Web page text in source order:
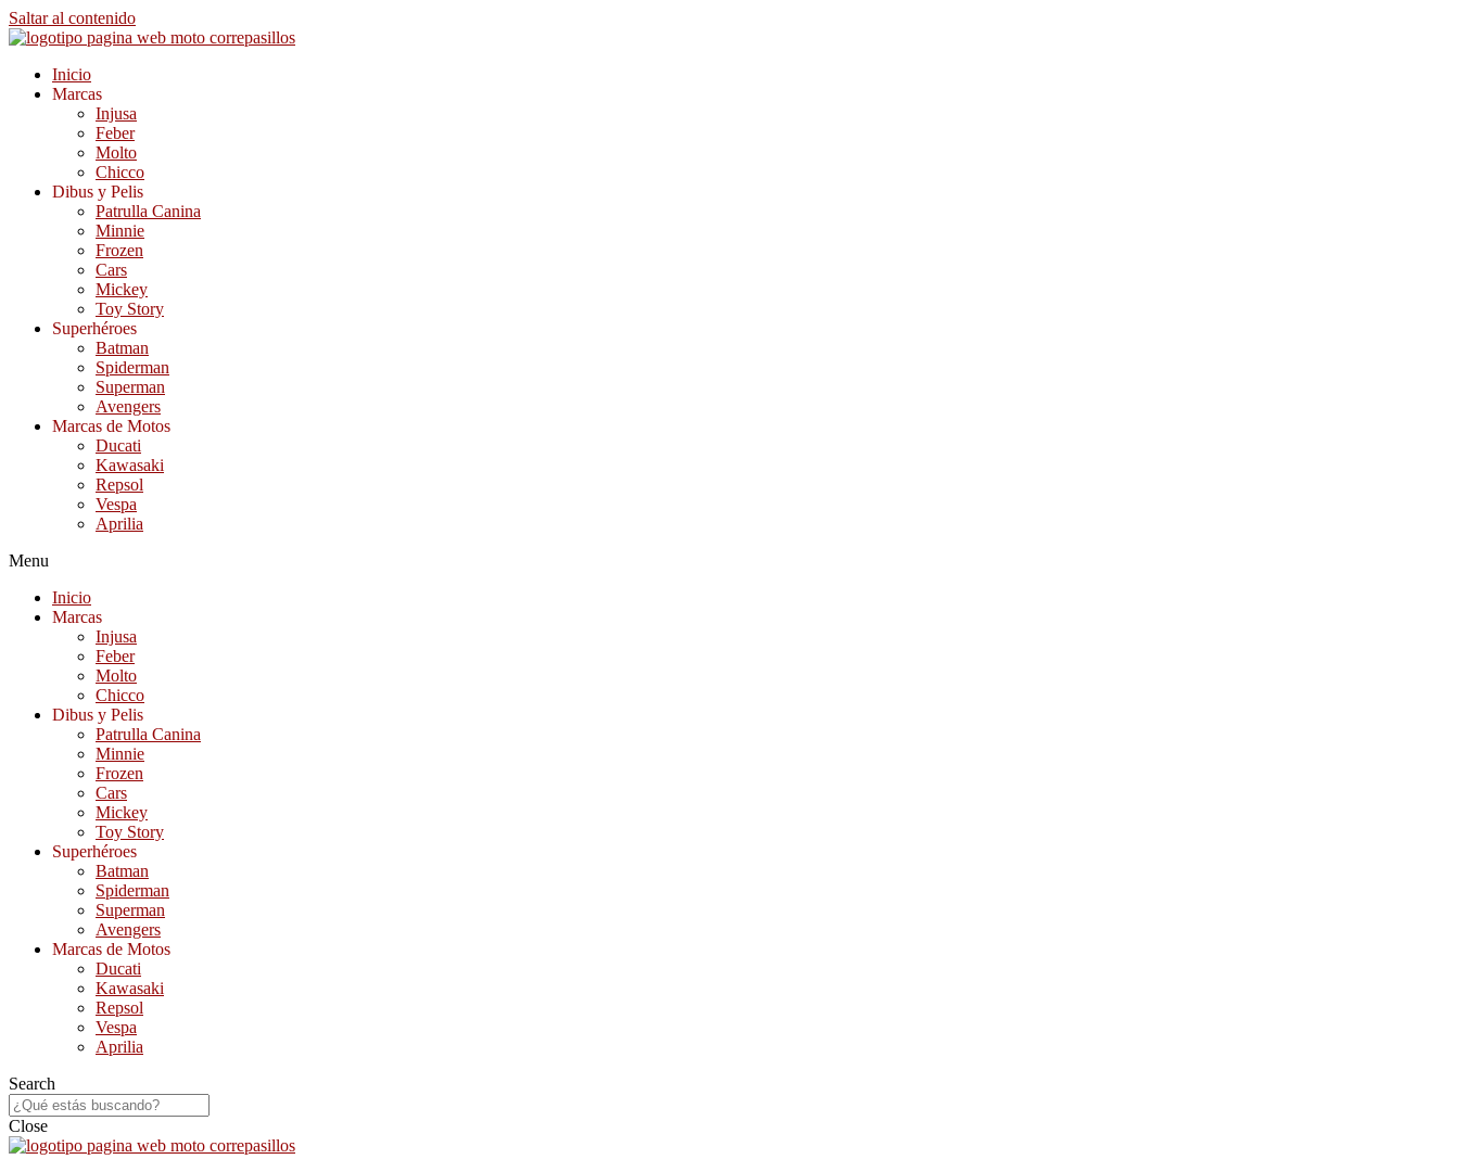
Saltar al contenido
Inicio
Marcas
Injusa
Feber
Molto
Chicco
Dibus y Pelis
Patrulla Canina
Minnie
Frozen
Cars
Mickey
Toy Story
Superhéroes
Batman
Spiderman
Superman
Avengers
Marcas de Motos
Ducati
Kawasaki
Repsol
Vespa
Aprilia
Menu
Inicio
Marcas
Injusa
Feber
Molto
Chicco
Dibus y Pelis
Patrulla Canina
Minnie
Frozen
Cars
Mickey
Toy Story
Superhéroes
Batman
Spiderman
Superman
Avengers
Marcas de Motos
Ducati
Kawasaki
Repsol
Vespa
Aprilia
Search
Close